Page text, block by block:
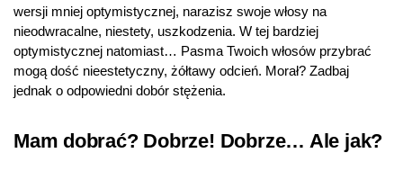
wersji mniej optymistycznej, narazisz swoje włosy na
nieodwracalne, niestety, uszkodzenia. W tej bardziej
optymistycznej natomiast… Pasma Twoich włosów przybrać
mogą dość nieestetyczny, żółtawy odcień. Morał? Zadbaj
jednak o odpowiedni dobór stężenia.
Mam dobrać? Dobrze! Dobrze… Ale jak?